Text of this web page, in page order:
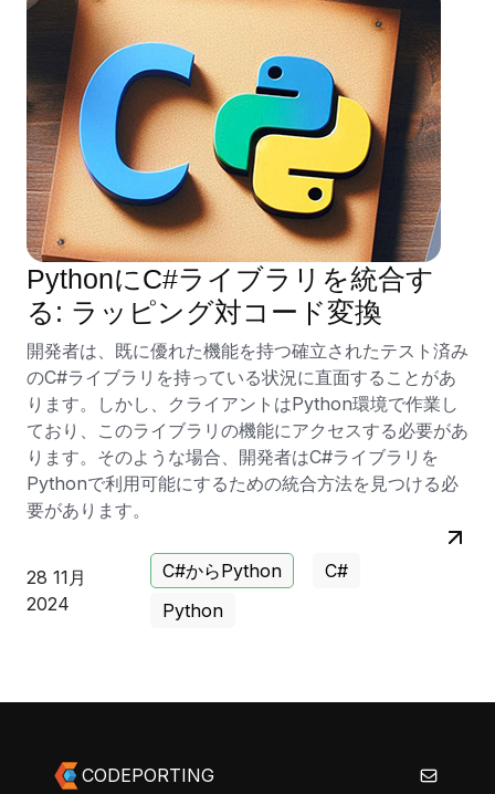
イル形式やドキュメントの操作を目的とした API で
す。その中には、Aspose.Words、Aspose.PDF、
Aspose.Cells などの人気製品があります。これらの製
品は広範なコードベースを持ち、しばしば数百万行の
C# コードに達します。そのようなコードを Python に
書き換えることは非常に困難な作業であり、時間とリソ
ースを大幅に必要とします。そのため、会社は私たちの
ツール Cs2Python を使用して、完全な C# アセンブリ
の周りにラッパーを作成し、Python API を提供するこ
とにしました。このアプローチの重要な利点は、
Python においても元の C# ライブラリの性能を維持す
ることです。
以下のコレクションで、CodePorting.Wrapper
Cs2Python を使用してラッピングされたこれらの製品
を PyPi で確認できます： Aspose.Total
および
GroupDocs.Total
。
同様の商業用 C# ライブラリの開発者である場合、私た
ちと協力することをお勧めします。
CodePorting.Wrapper Cs2Python を使用すること
で、コードベースを書き直すことなく、製品を Python
向けにリリースすることができ、C# リリースが
力とリーチを拡大します。
詳細はこちらをご覧ください：
Cs2Python
PythonにC#ライブラリを統合す
る: ラッピング対コード変換
開発者は、既に優れた機能を持つ確立されたテスト済み
のC#ライブラリを持っている状況に直面することがあ
ります。しかし、クライアントはPython環境で作業し
ており、このライブラリの機能にアクセスする必要があ
ります。そのような場合、開発者はC#ライブラリを
Pythonで利用可能にするための統合方法を見つける必
要があります。
28 11月
2024
C#からPython
C#
Python
CODEPORTING